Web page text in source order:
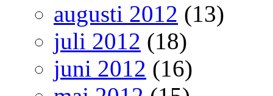
augusti 2012 (13)
juli 2012 (18)
juni 2012 (16)